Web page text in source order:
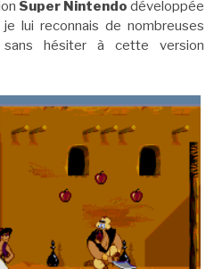
Super Nintendo développée
lui reconnais de nombreuses
hésiter à cette version